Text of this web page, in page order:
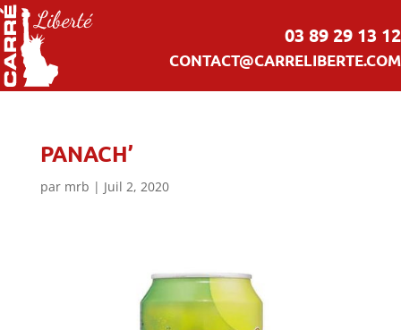
03 89 29 13 12
CONTACT@CARRELIBERTE.COM
PANACH’
par mrb | Juil 2, 2020